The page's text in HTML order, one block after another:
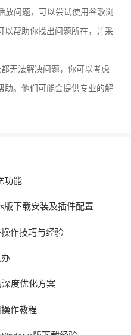
放问题，可以尝试使用谷歌浏
以帮助你找出问题所在，并采
无法解决问题，你可以考虑
助。他们可能会提供专业的解
功能
版下载安装及插件配置
作技巧与经验
度优化方案
作教程